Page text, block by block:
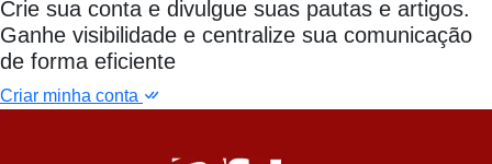
Crie sua conta e divulgue suas pautas e artigos.
Ganhe visibilidade e centralize sua comunicação
de forma eficiente
Criar minha conta